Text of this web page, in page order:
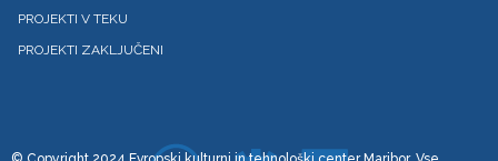
PROJEKTI V TEKU
PROJEKTI ZAKLJUČENI